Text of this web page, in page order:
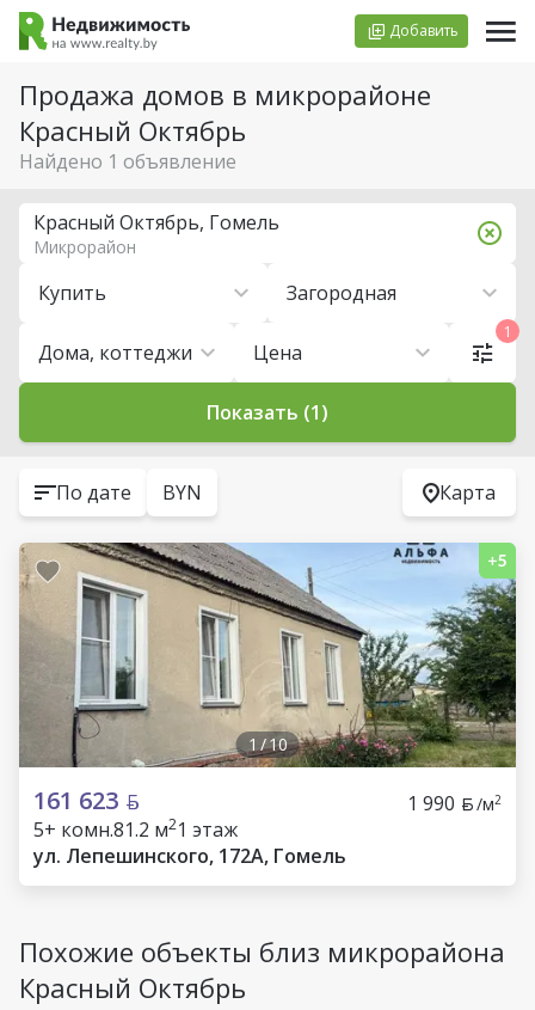
Добавить
Продажа домов в микрорайоне
Красный Октябрь
Найдено 1 объявление
Купить Загородная
Дома, коттеджи Цена
Красный Октябрь, Гомель
Микрорайон
1
Показать (1)
По дате BYN Карта
1 /10
161 623 1 990 /м2
5+ комн.81.2 м21 этаж
ул. Лепешинского, 172А, Гомель
Похожие объекты близ микрорайона
Красный Октябрь